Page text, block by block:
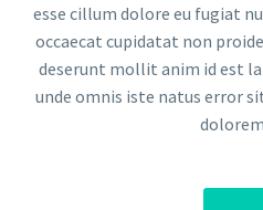
esse cillum dolore eu fugiat
occaecat cupidatat non
deserunt mollit anim id est
unde omnis iste natus error